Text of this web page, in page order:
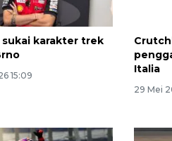
sukai karakter trek
15:09
Italia
29 Mei